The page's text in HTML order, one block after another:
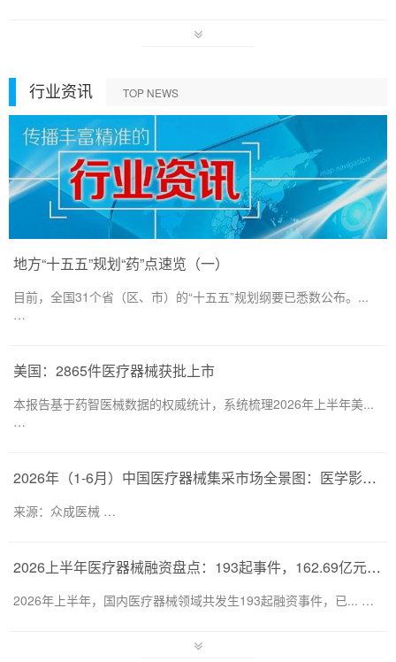
行业资讯 TOP NEWS
地方“十五五”规划“药”点速览（一）
目前，全国31个省（区、市）的“十五五”规划纲要已悉数公布。...
…
美国：2865件医疗器械获批上市
本报告基于药智医械数据的权威统计，系统梳理2026年上半年美...
…
2026年（1-6月）中国医疗器械集采市场全景图：医学影像仍为集采主要目标，部分产品线增速显著
来源：众成医械 …
2026上半年医疗器械融资盘点：193起事件，162.69亿元流向何处？
2026年上半年，国内医疗器械领域共发生193起融资事件，已... …